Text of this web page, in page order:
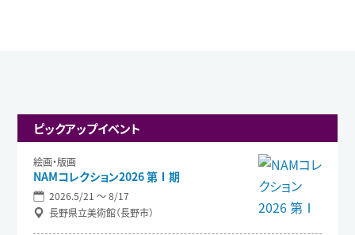
ピックアップイベント
絵画・版画
NAMコレクション2026 第Ⅰ期
2026.5/21 〜 8/17
長野県立美術館（長野市）